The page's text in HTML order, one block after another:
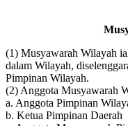
(1) Musyawarah Wilayah
dalam Wilayah,
Pimpinan Wilayah.
(2) Anggota Musyawarah
a. Anggota Pimpinan
b. Ketua Pimpinan Daerah